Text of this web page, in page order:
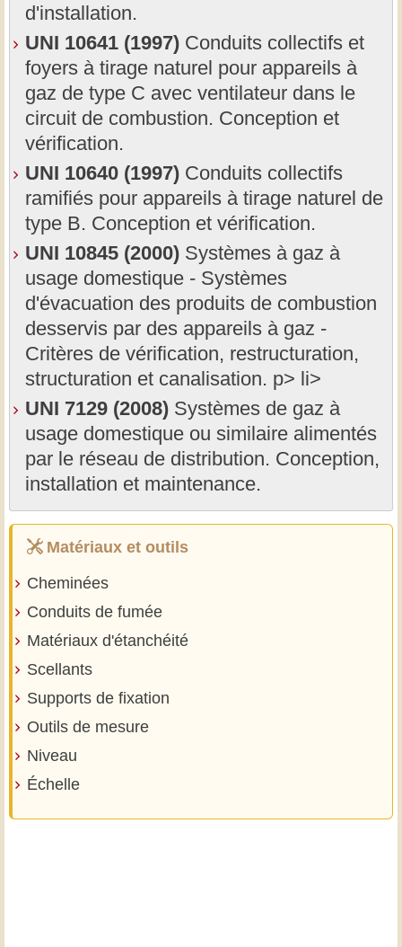
d'installation.
UNI 10641 (1997) Conduits collectifs et
foyers à tirage naturel pour appareils à
gaz de type C avec ventilateur dans le
circuit de combustion. Conception et
vérification.
UNI 10640 (1997) Conduits collectifs
ramifiés pour appareils à tirage naturel de
type B. Conception et vérification.
UNI 10845 (2000) Systèmes à gaz à
usage domestique - Systèmes
d'évacuation des produits de combustion
desservis par des appareils à gaz -
Critères de vérification, restructuration,
structuration et canalisation. p> li>
UNI 7129 (2008) Systèmes de gaz à
usage domestique ou similaire alimentés
par le réseau de distribution. Conception,
installation et maintenance.
Matériaux et outils
Cheminées
Conduits de fumée
Matériaux d'étanchéité
Scellants
Supports de fixation
Outils de mesure
Niveau
Échelle